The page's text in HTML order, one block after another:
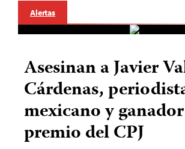
Alertas
Asesinan a Javier
Cárdenas,
mexicano y
premio del CPJ